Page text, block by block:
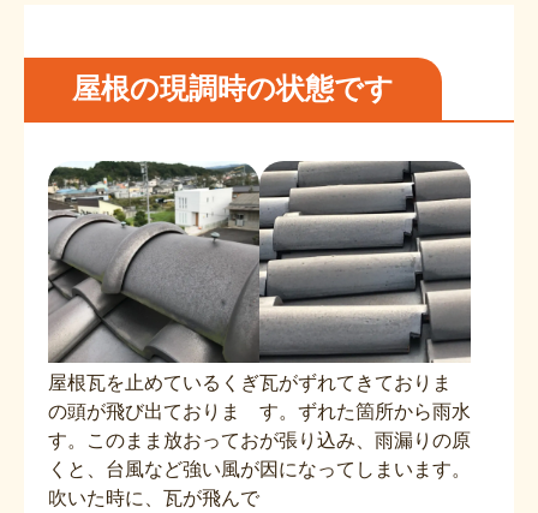
屋根の現調時の状態です
屋根瓦を止めているくぎ
の頭が飛び出ておりま
す。このまま放おってお
くと、台風など強い風が
吹いた時に、瓦が飛んで
瓦がずれてきておりま
す。ずれた箇所から雨水
が張り込み、雨漏りの原
因になってしまいます。